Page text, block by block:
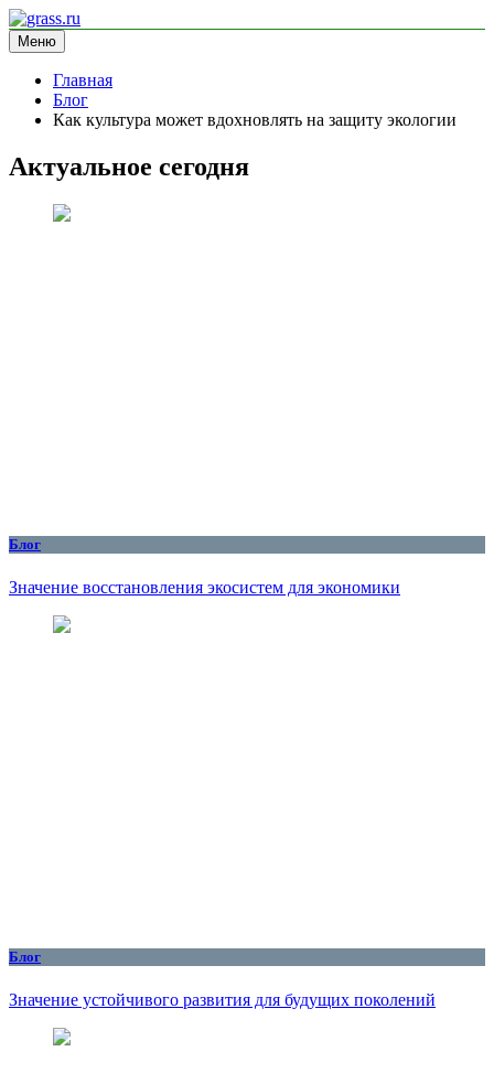
Перейти
к
содержимому
grass.ru
блог про экологию
Меню
Главная
Блог
Как культура может вдохновлять на защиту экологии
Актуальное сегодня
Блог
Значение восстановления экосистем для экономики
Блог
Значение устойчивого развития для будущих поколений